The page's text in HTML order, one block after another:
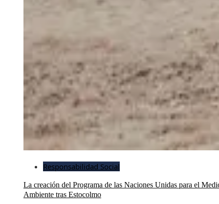
Responsabilidad Social
La creación del Programa de las Naciones Unidas para el
Ambiente tras Estocolmo